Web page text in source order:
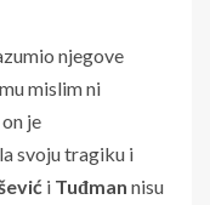
njegove
mislim ni
je
svoju tragiku i
i Tuđman nisu